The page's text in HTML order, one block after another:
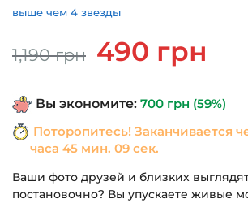
выше чем 4 звезды
1,190грн
Первоначальная
цена
1,190 грн.
490 грн
Вы экономите: 700 грн (59%)
Поторопитесь! Заканчивается
часа 45 мин. 08 сек.
Ваши фото друзей и близких
постановочно? Вы упускаете живые